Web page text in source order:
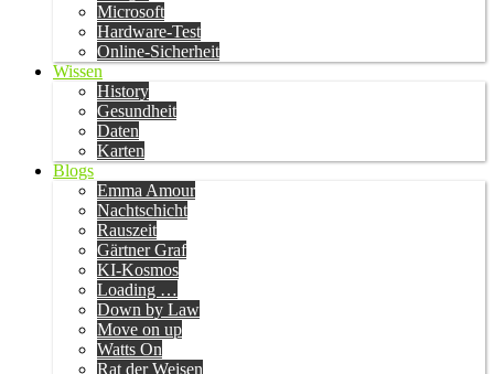
Microsoft
Hardware-Test
Online-Sicherheit
Wissen
History
Gesundheit
Daten
Karten
Blogs
Emma Amour
Nachtschicht
Rauszeit
Gärtner Graf
KI-Kosmos
Loading …
Down by Law
Move on up
Watts On
Rat der Weisen